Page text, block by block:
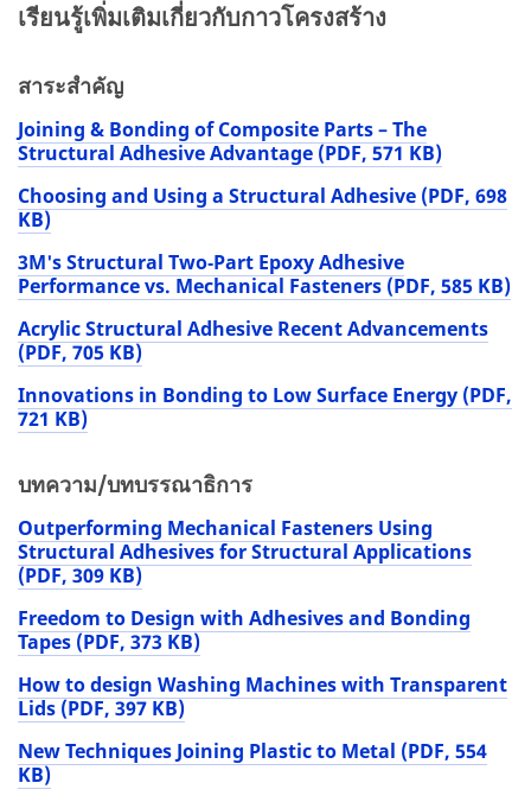
เรียนรู้เพิ่มเติมเกี่ยวกับกาวโครงสร้าง
สาระสำคัญ
Joining & Bonding of Composite Parts – The
Structural Adhesive Advantage (PDF, 571 KB)
Choosing and Using a Structural Adhesive (PDF, 698
KB)
3M's Structural Two‐Part Epoxy Adhesive
Performance vs. Mechanical Fasteners (PDF, 585 KB)
Acrylic Structural Adhesive Recent Advancements
(PDF, 705 KB)
Innovations in Bonding to Low Surface Energy (PDF,
721 KB)
บทความ/บทบรรณาธิการ
Outperforming Mechanical Fasteners Using
Structural Adhesives for Structural Applications
(PDF, 309 KB)
Freedom to Design with Adhesives and Bonding
Tapes (PDF, 373 KB)
How to design Washing Machines with Transparent
Lids (PDF, 397 KB)
New Techniques Joining Plastic to Metal (PDF, 554
KB)